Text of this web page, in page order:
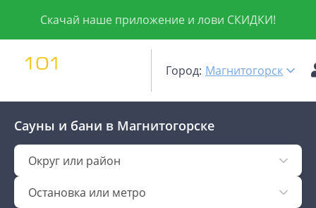
Скачай наше приложение и лови СКИДКИ!
Город: Магнитогорск
Сауны и бани в Магнитогорске
Округ или район
Остановка или метро